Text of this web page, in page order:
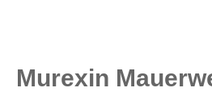
Murexin